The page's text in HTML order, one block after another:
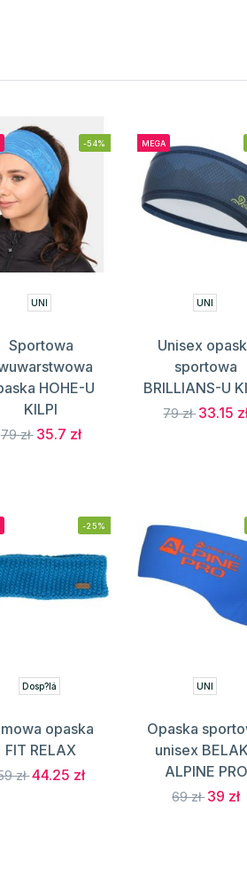
-54%
UNI
Sportowa
HOHE-U
KILPI
79 zł 35.7 zł
MEGA
UNI
Unisex
sportowa
BRILLIANS-U
79 zł 33.15
-25%
Dosp?lá
opaska
FIT RELAX
zł44.25 zł
UNI
Opaska
unisex
ALPINE PRO
69 zł 39 zł